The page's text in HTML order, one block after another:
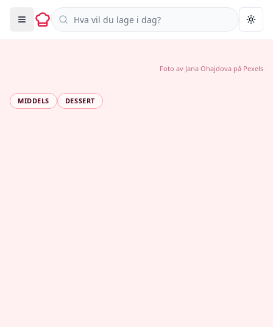
Søk i oppskrifter
MIDDELS DESSERT
Foto av Jana Ohajdova på Pexels